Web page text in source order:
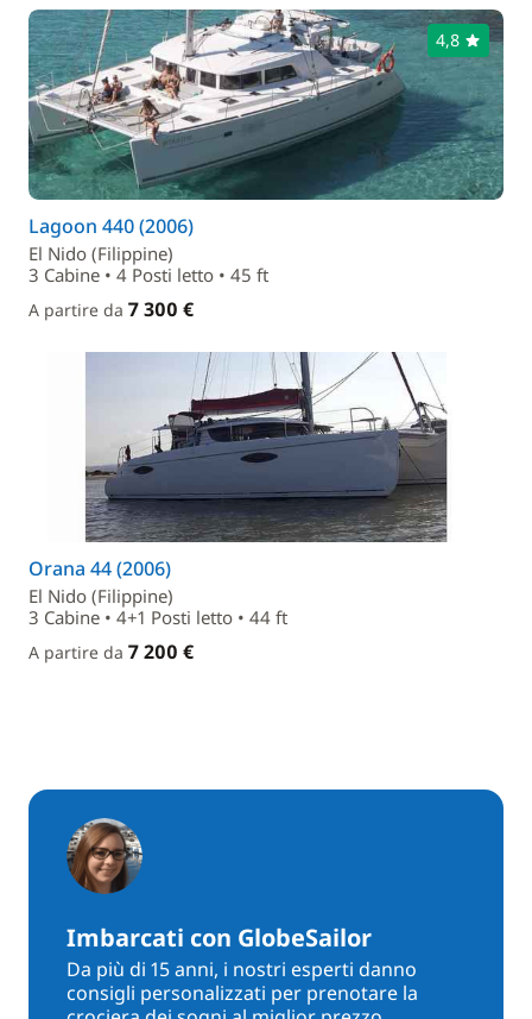
4,8
Lagoon 440 (2006)
El Nido (Filippine)
3 Cabine • 4 Posti letto • 45 ft
A partire da 7 300 €
Orana 44 (2006)
El Nido (Filippine)
3 Cabine • 4+1 Posti letto • 44 ft
A partire da 7 200 €
Imbarcati con GlobeSailor
Da più di 15 anni, i nostri esperti danno
consigli personalizzati per prenotare la